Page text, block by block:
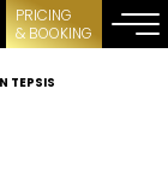
PRICING
& BOOKING
TEPSIS